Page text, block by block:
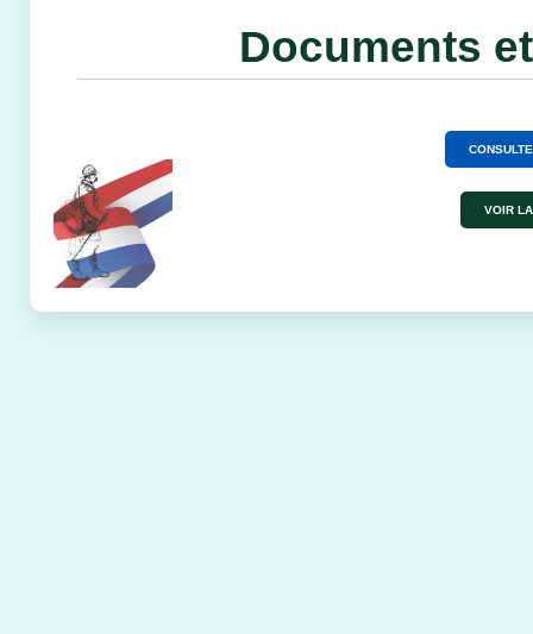
Documents
VOIR